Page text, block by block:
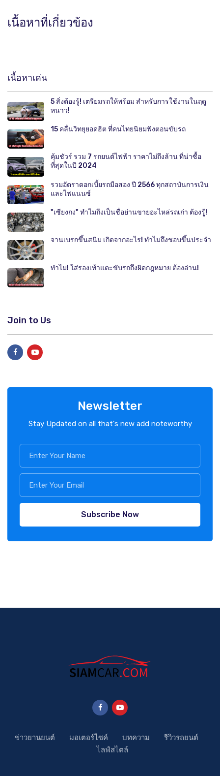
เนื้อหาที่เกี่ยวข้อง
เนื้อหาเด่น
5 สิ่งต้องรู้! เตรียมรถให้พร้อม สำหรับการใช้งานในฤดู
หนาว!
15 คลื่นวิทยุยอดฮิต ที่คนไทยนิยมฟังตอนขับรถ
คุ้มชัวร์ รวม 7 รถยนต์ไฟฟ้า ราคาไม่ถึงล้าน ที่น่าซื้อ
ที่สุดในปี 2024
รวมอัตราดอกเบี้ยรถมือสอง ปี 2566 ทุกสถาบันการเงิน
และไฟแนนซ์
"เซียงกง" ทำไมถึงเป็นชื่อย่านขายอะไหล่รถเก่า ต้องรู้!
จานเบรกขึ้นสนิม เกิดจากอะไร! ทำไมถึงชอบขึ้นประจำ
ทำไม! ใส่รองเท้าแตะขับรถถึงผิดกฎหมาย ต้องอ่าน!
Join to Us
Newsletter
Stay Updated on all that's new add noteworthy
Subscribe Now
ข่าวยานยนต์ มอเตอร์ไซค์ บทความ
รีวิวรถยนต์
ไลฟ์สไตล์